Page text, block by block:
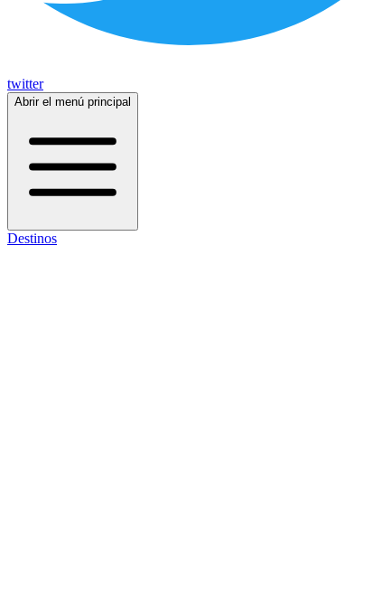
twitter
Abrir el menú principal
Destinos